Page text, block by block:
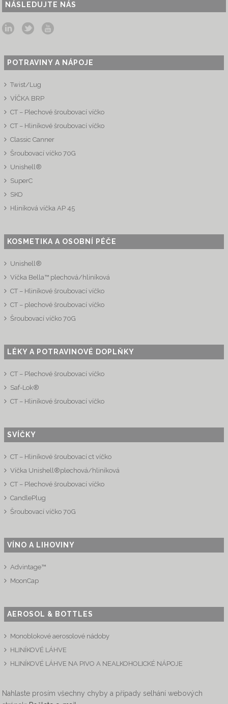
NÁSLEDUJTE NÁS
POTRAVINY A NÁPOJE
Twist/Lug
VÍČKA BRP
CT – Plechové šroubovací víčko
CT – Hliníkové šroubovací víčko
Classic Canner
Šroubovací víčko 70G
Unishell®
SuperC
SKO
Hliníková víčka AP 45
KOSMETIKA A OSOBNÍ PÉČE
Unishell®
Víčka Bella™ plechová/hliníková
CT – Hliníkové šroubovací víčko
CT – plechové šroubovací víčko
Šroubovací víčko 70G
LÉKY A POTRAVINOVÉ DOPLŇKY
CT – Plechové šroubovací víčko
Saf-Lok®
CT – Hliníkové šroubovací víčko
SVÍČKY
CT – Hliníkové šroubovací ct víčko
Víčka Unishell®plechová/hliníková
CT – Plechové šroubovací víčko
CandlePlug
Šroubovací víčko 70G
VÍNO A LIHOVINY
Advintage™
MoonCap
AEROSOL & BOTTLES
Monoblokové aerosolové nádoby
HLINÍKOVÉ LÁHVE
HLINÍKOVÉ LÁHVE NA PIVO A NEALKOHOLICKÉ NÁPOJE
Nahlaste prosím všechny chyby a případy selhání webových